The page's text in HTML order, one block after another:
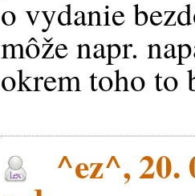
o vydanie
môže napr.
okrem toho to
^ez^, 20.